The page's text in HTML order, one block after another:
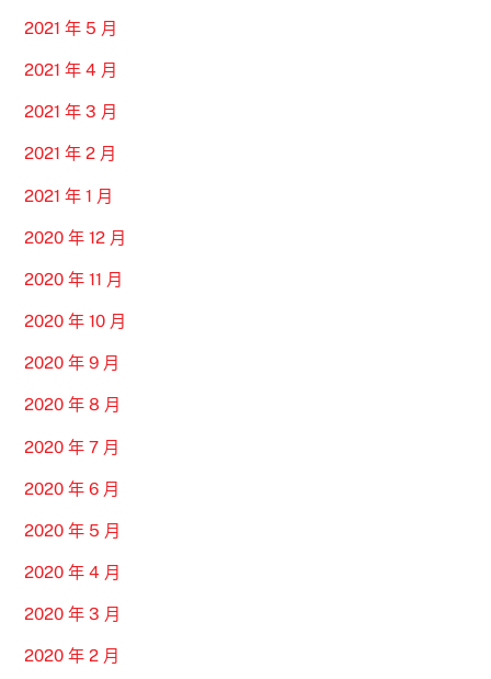
2021 年 5 月
2021 年 4 月
2021 年 3 月
2021 年 2 月
2021 年 1 月
2020 年 12 月
2020 年 11 月
2020 年 10 月
2020 年 9 月
2020 年 8 月
2020 年 7 月
2020 年 6 月
2020 年 5 月
2020 年 4 月
2020 年 3 月
2020 年 2 月